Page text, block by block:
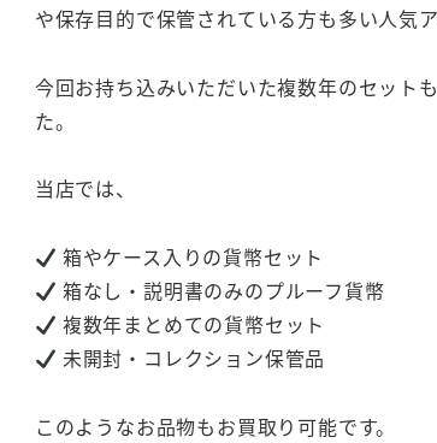
や保存目的で保管されている方も多い人気ア
今回お持ち込みいただいた複数年のセット
た。
当店では、
箱やケース入りの貨幣セット
箱なし・説明書のみのプルーフ貨幣
複数年まとめての貨幣セット
未開封・コレクション保管品
このようなお品物もお買取り可能です。